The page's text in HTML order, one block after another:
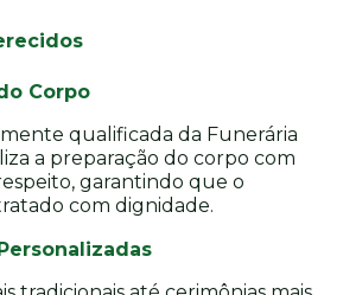
Corpo
qualificada da Funerária
a preparação do corpo com
garantindo que o
com dignidade.